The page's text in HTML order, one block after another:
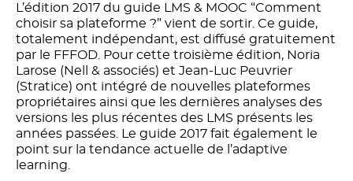
L’édition 2017 du guide LMS & MOOC “Comment
choisir sa plateforme ?” vient de sortir. Ce guide,
totalement indépendant, est diffusé gratuitement
par le FFFOD. Pour cette troisième édition, Noria
Larose (Nell & associés) et Jean-Luc Peuvrier
(Stratice) ont intégré de nouvelles plateformes
propriétaires ainsi que les dernières analyses des
versions les plus récentes des LMS présents les
années passées. Le guide 2017 fait également le
point sur la tendance actuelle de l’adaptive
learning.